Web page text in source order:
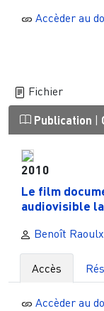
Accèder au
Fichier
Publication |
2010
Le film
audiovisible
Benoît Raoulx
Accès
Accèder au